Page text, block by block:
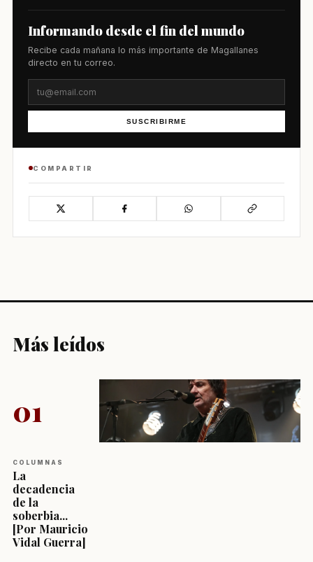
Informando desde el fin del mundo
Recibe cada mañana lo más importante de Magallanes
directo en tu correo.
SUSCRIBIRME
COMPARTIR
Más leídos
01
COLUMNAS
La
decadencia
de la
soberbia...
[Por Mauricio
Vidal Guerra]